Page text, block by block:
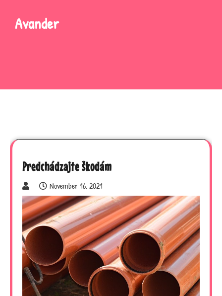
contentAvander
Predchádzajte škodám
November 16, 2021